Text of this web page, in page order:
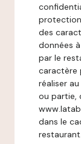
des
données
par le
caractère
réaliser
ou partie,
dans le
restaurant.